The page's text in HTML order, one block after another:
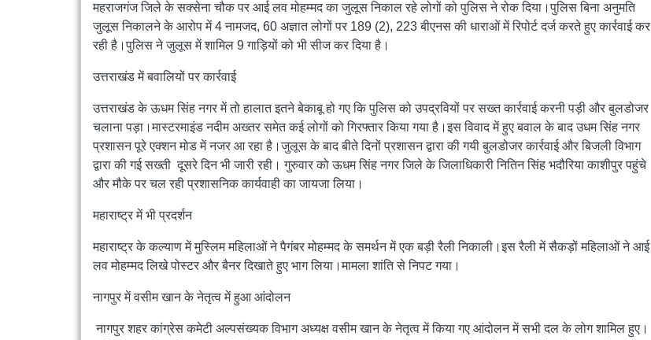
महराजगंज जिले के सक्सेना चौक पर आई लव मोहम्मद का जुलूस निकाल रहे लोगों को पुलिस ने रोक दिया।पुलिस बिना अनुमति
जुलूस निकालने के आरोप में 4 नामजद, 60 अज्ञात लोगों पर 189 (2), 223 बीएनस की धाराओं में रिपोर्ट दर्ज करते हुए कार्रवाई कर
रही है।पुलिस ने जुलूस में शामिल 9 गाड़ियों को भी सीज कर दिया है।
उत्तराखंड में बवालियों पर कार्रवाई
उत्तराखंड के ऊधम सिंह नगर में तो हालात इतने बेकाबू हो गए कि पुलिस को उपद्रवियों पर सख्त कार्रवाई करनी पड़ी और बुलडोजर
चलाना पड़ा।मास्टरमाइंड नदीम अख्तर समेत कई लोगों को गिरफ्तार किया गया है।इस विवाद में हुए बवाल के बाद उधम सिंह नगर
प्रशासन पूरे एक्शन मोड में नजर आ रहा है।जुलूस के बाद बीते दिनों प्रशासन द्वारा की गयी बुलडोजर कार्रवाई और बिजली विभाग
द्वारा की गई सख्ती दूसरे दिन भी जारी रही। गुरुवार को ऊधम सिंह नगर जिले के जिलाधिकारी नितिन सिंह भदौरिया काशीपुर पहुंचे
और मौके पर चल रही प्रशासनिक कार्यवाही का जायजा लिया।
महाराष्ट्र में भी प्रदर्शन
महाराष्ट्र के कल्याण में मुस्लिम महिलाओं ने पैगंबर मोहम्मद के समर्थन में एक बड़ी रैली निकाली।इस रैली में सैकड़ों महिलाओं ने आई
लव मोहम्मद लिखे पोस्टर और बैनर दिखाते हुए भाग लिया।मामला शांति से निपट गया।
नागपुर में वसीम खान के नेतृत्व में हुआ आंदोलन
नागपुर शहर कांग्रेस कमेटी अल्पसंख्यक विभाग अध्यक्ष वसीम खान के नेतृत्व में किया गए आंदोलन में सभी दल के लोग शामिल हुए।